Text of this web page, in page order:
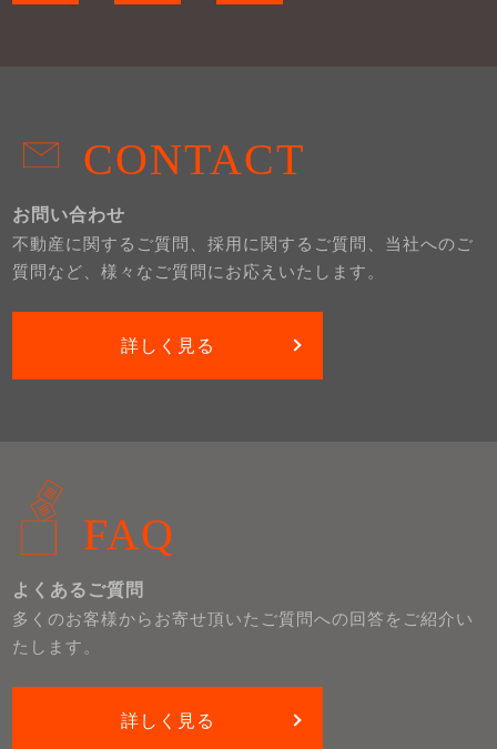
CONTACT
お問い合わせ
不動産に関するご質問、採用に関するご質問、当社へのご
質問など、様々なご質問にお応えいたします。
詳しく見る
FAQ
よくあるご質問
多くのお客様からお寄せ頂いたご質問への回答をご紹介い
たします。
詳しく見る